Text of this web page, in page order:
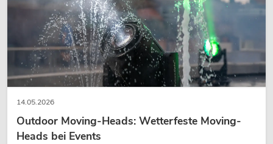
14.05.2026
Outdoor Moving-Heads: Wetterfeste Moving-
Heads bei Events